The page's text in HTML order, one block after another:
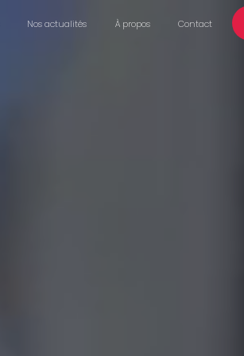
Nos actualités À propos Contact